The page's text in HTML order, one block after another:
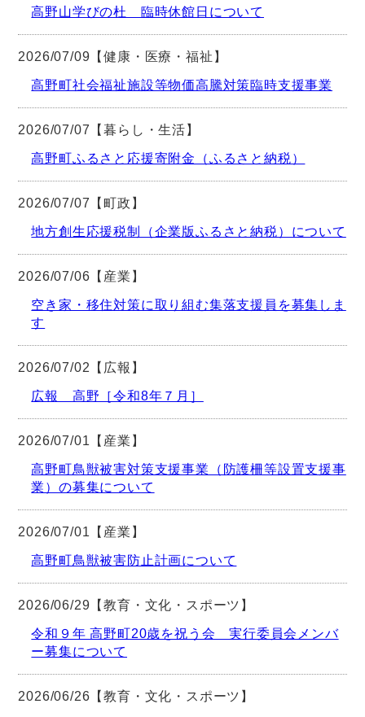
高野山学びの杜 臨時休館日について
2026/07/09【健康・医療・福祉】
高野町社会福祉施設等物価高騰対策臨時支援事業
2026/07/07【暮らし・生活】
高野町ふるさと応援寄附金（ふるさと納税）
2026/07/07【町政】
地方創生応援税制（企業版ふるさと納税）について
2026/07/06【産業】
空き家・移住対策に取り組む集落支援員を募集しま
す
2026/07/02【広報】
広報 高野［令和8年７月］
2026/07/01【産業】
高野町鳥獣被害対策支援事業（防護柵等設置支援事
業）の募集について
2026/07/01【産業】
高野町鳥獣被害防止計画について
2026/06/29【教育・文化・スポーツ】
令和９年 高野町20歳を祝う会 実行委員会メンバ
ー募集について
2026/06/26【教育・文化・スポーツ】